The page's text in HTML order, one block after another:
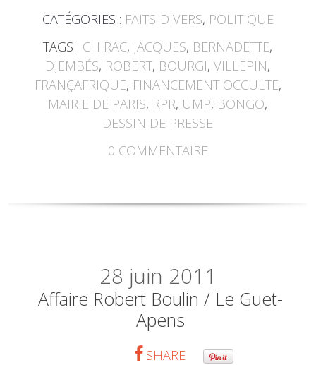
CATÉGORIES : FAITS-DIVERS, POLITIQUE
TAGS : CHIRAC, JACQUES, BERNADETTE,
DJEMBÉS, ROBERT, BOURGI,VILLEPIN,
FRANÇAFRIQUE, FINANCEMENT OCCULTE,
MAIRIE DE PARIS, RPR, UMP, BONGO,
DESSIN DE PRESSE
0 COMMENTAIRE
28 juin 2011
Affaire Robert Boulin / Le Guet-
Apens
SHARE